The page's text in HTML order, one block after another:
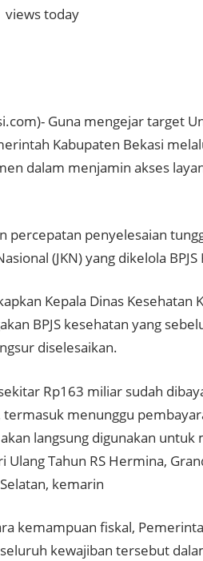
views today
Guna mengejar target
Kabupaten Bekasi
dalam menjamin akses
percepatan penyelesaian
(JKN) yang dikelola
Kepala Dinas Kesehatan
BPJS kesehatan yang
diselesaikan.
Rp163 miliar sudah
termasuk menunggu
langsung digunakan untuk
Tahun RS Hermina,
kemarin
kemampuan fiskal,
kewajiban tersebut